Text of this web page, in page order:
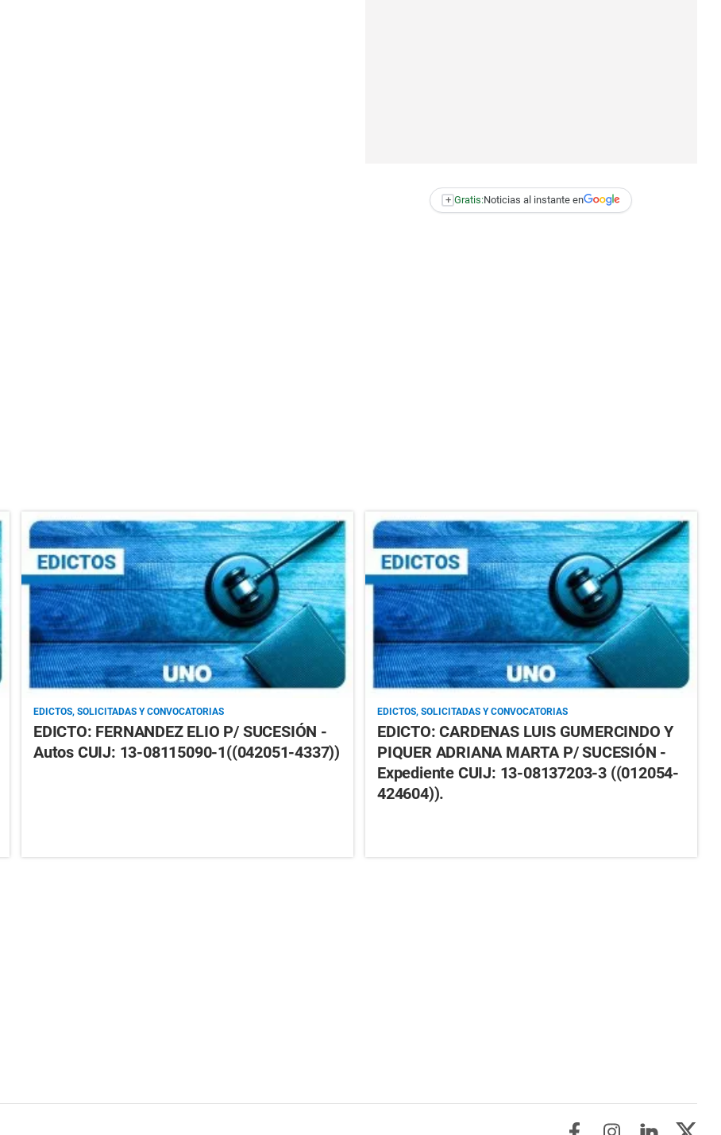
+ Gratis:Noticias al instante en
EDICTOS, SOLICITADAS Y CONVOCATORIAS
EDICTO: FERNANDEZ ELIO P/ SUCESIÓN -
Autos CUIJ: 13-08115090-1((042051-4337))
EDICTOS, SOLICITADAS Y CONVOCATORIAS
EDICTO: CARDENAS LUIS GUMERCINDO Y
PIQUER ADRIANA MARTA P/ SUCESIÓN -
Expediente CUIJ: 13-08137203-3 ((012054-
424604)).